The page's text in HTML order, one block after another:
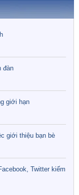
đàn
giới hạn
giới thiệu bạn bè
Twitter kiếm